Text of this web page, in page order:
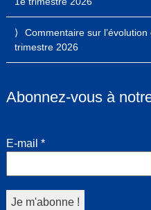
Commentaire sur
trimestre 2026
Abonnez-vous à
E-mail *